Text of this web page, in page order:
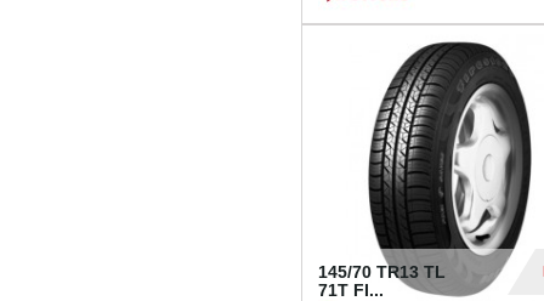
145/70 TR13 TL
71T FI...